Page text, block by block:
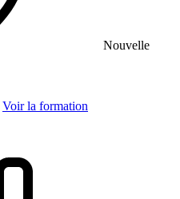
Nouvelle
Voir la formation